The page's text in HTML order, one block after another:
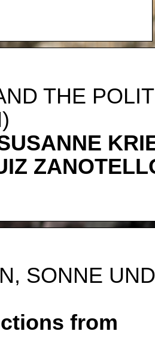
THE
SONNE UND
from